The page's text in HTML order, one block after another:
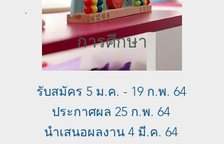
การศึกษา
รับสมัคร 5 ม.ค. - 19 ก.พ. 64
ประกาศผล 25 ก.พ. 64
นำเสนอผลงาน 4 มี.ค. 64